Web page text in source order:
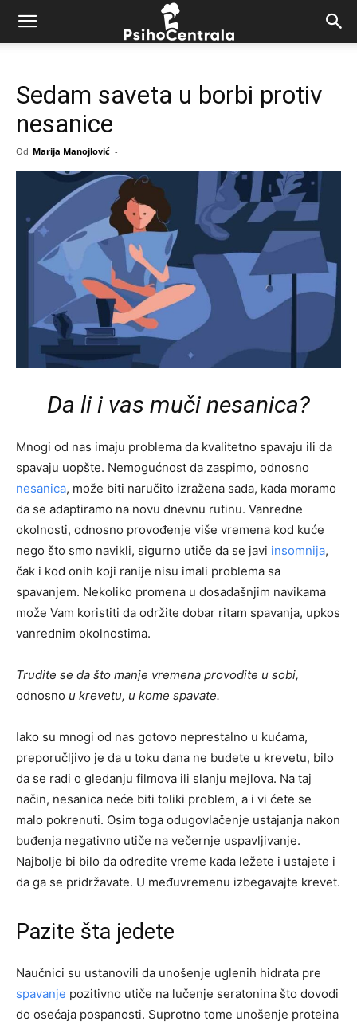
Sedam saveta u borbi protiv
nesanice
Od Marija Manojlović -
Da li i vas muči nesanica?
Mnogi od nas imaju problema da kvalitetno spavaju ili da
spavaju uopšte. Nemogućnost da zaspimo, odnosno
nesanica, može biti naručito izražena sada, kada moramo
da se adaptiramo na novu dnevnu rutinu. Vanredne
okolnosti, odnosno provođenje više vremena kod kuće
nego što smo navikli, sigurno utiče da se javi insomnija,
čak i kod onih koji ranije nisu imali problema sa
spavanjem. Nekoliko promena u dosadašnjim navikama
može Vam koristiti da održite dobar ritam spavanja, upkos
vanrednim okolnostima.
Trudite se da što manje vremena provodite u sobi,
odnosno u krevetu, u kome spavate.
Iako su mnogi od nas gotovo neprestalno u kućama,
preporučljivo je da u toku dana ne budete u krevetu, bilo
da se radi o gledanju filmova ili slanju mejlova. Na taj
način, nesanica neće biti toliki problem, a i vi ćete se
malo pokrenuti. Osim toga odugovlačenje ustajanja nakon
buđenja negativno utiče na večernje uspavljivanje.
Najbolje bi bilo da odredite vreme kada ležete i ustajete i
da ga se pridržavate. U međuvremenu izbegavajte krevet.
Pazite šta jedete
Naučnici su ustanovili da unošenje uglenih hidrata pre
spavanje pozitivno utiče na lučenje seratonina što dovodi
do osećaja pospanosti. Suprotno tome unošenje proteina